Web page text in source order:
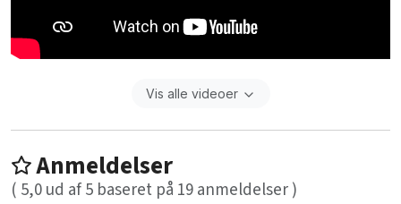
Vis alle videoer
Anmeldelser
( 5,0ud af5 baseret på 19anmeldelser )